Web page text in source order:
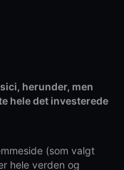
herunder, men
hele det investerede
(som valgt
hele verden og